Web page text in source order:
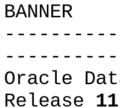
BANNER
Oracle
Release